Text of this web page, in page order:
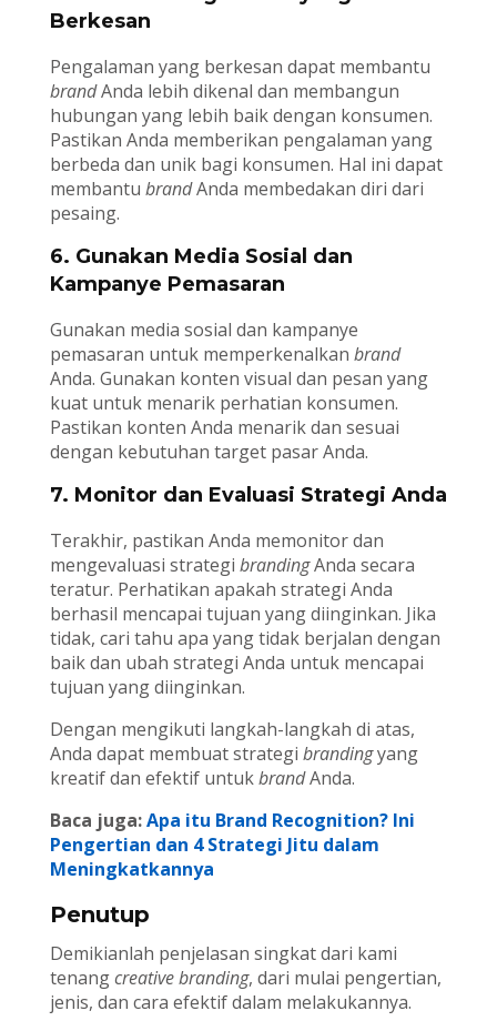
Berkesan
Pengalaman yang berkesan dapat membantu
brandAnda lebih dikenal dan membangun
hubungan yang lebih baik dengan konsumen.
Pastikan Anda memberikan pengalaman yang
berbeda dan unik bagi konsumen. Hal ini dapat
membantu brandAnda membedakan diri dari
pesaing.
6. Gunakan Media Sosial dan
Kampanye Pemasaran
Gunakan media sosial dan kampanye
pemasaran untuk memperkenalkan brand
Anda. Gunakan konten visual dan pesan yang
kuat untuk menarik perhatian konsumen.
Pastikan konten Anda menarik dan sesuai
dengan kebutuhan target pasar Anda.
7. Monitor dan Evaluasi Strategi Anda
Terakhir, pastikan Anda memonitor dan
mengevaluasi strategi brandingAnda secara
teratur. Perhatikan apakah strategi Anda
berhasil mencapai tujuan yang diinginkan. Jika
tidak, cari tahu apa yang tidak berjalan dengan
baik dan ubah strategi Anda untuk mencapai
tujuan yang diinginkan.
Dengan mengikuti langkah-langkah di atas,
Anda dapat membuat strategi brandingyang
kreatif dan efektif untukbrandAnda.
Baca juga:Apa itu Brand Recognition? Ini
Pengertian dan 4 Strategi Jitu dalam
Meningkatkannya
Penutup
Demikianlah penjelasan singkat dari kami
tenangcreative branding, dari mulai pengertian,
jenis, dan cara efektif dalam melakukannya.